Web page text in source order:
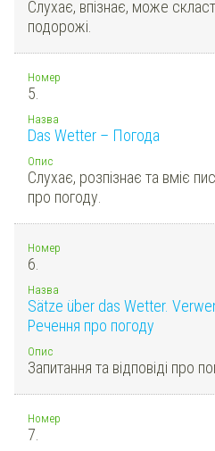
Слухає, впізнає, може
подорожі.
Номер
5.
Назва
Das Wetter – Погода
Опис
Слухає, розпізнає та вміє
про погоду.
Номер
6.
Назва
Sätze über das Wetter.
Речення про погоду
Опис
Запитання та відповіді про
Номер
7.